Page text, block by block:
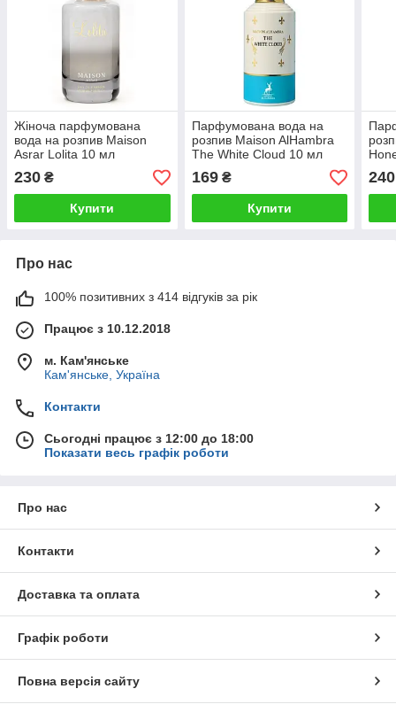
Жіноча парфумована
вода на розпив Maison
Asrar Lolita 10 мл
230 ₴
Купити
Парфумована вода на
розпив Maison AlHambra
The White Cloud 10 мл
169₴
Купити
240
Про нас
100% позитивних з 414 відгуків за рік
Працює з 10.12.2018
м. Кам'янське
Кам'янське, Україна
Контакти
Сьогодні працює з 12:00 до 18:00
Показати весь графік роботи
Про нас
Контакти
Доставка та оплата
Графік роботи
Повна версія сайту